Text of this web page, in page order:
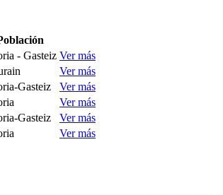
- Gasteiz Ver más
Ver más
Gasteiz
Ver más
Ver más
Gasteiz
Ver más
Ver más